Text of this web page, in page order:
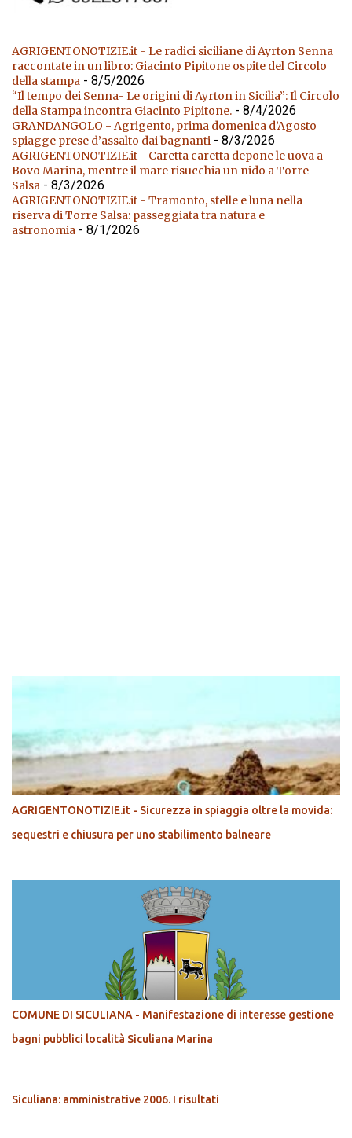
AGRIGENTONOTIZIE.it - Le radici siciliane di Ayrton Senna
raccontate in un libro: Giacinto Pipitone ospite del Circolo
della stampa - 8/5/2026
“Il tempo dei Senna- Le origini di Ayrton in Sicilia”: Il Circolo
della Stampa incontra Giacinto Pipitone. - 8/4/2026
GRANDANGOLO - Agrigento, prima domenica d’Agosto
spiagge prese d’assalto dai bagnanti - 8/3/2026
AGRIGENTONOTIZIE.it - Caretta caretta depone le uova a
Bovo Marina, mentre il mare risucchia un nido a Torre
Salsa - 8/3/2026
AGRIGENTONOTIZIE.it - Tramonto, stelle e luna nella
riserva di Torre Salsa: passeggiata tra natura e
astronomia - 8/1/2026
AGRIGENTONOTIZIE.it - Sicurezza in spiaggia oltre la movida:
sequestri e chiusura per uno stabilimento balneare
COMUNE DI SICULIANA - Manifestazione di interesse gestione
bagni pubblici località Siculiana Marina
Siculiana: amministrative 2006. I risultati